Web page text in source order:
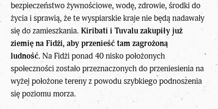
bezpieczeństwo żywnościowe, wodę, zdrowie, środki do
życia i sprawią, że te wyspiarskie kraje nie będą nadawały
się do zamieszkania. Kiribati i Tuvalu zakupiły już
ziemię na Fidżi, aby przenieść tam zagrożoną
ludność. Na Fidżi ponad 40 nisko położonych
społeczności zostało przeznaczonych do przeniesienia na
wyżej położone tereny z powodu szybkiego podnoszenia
się poziomu morza.